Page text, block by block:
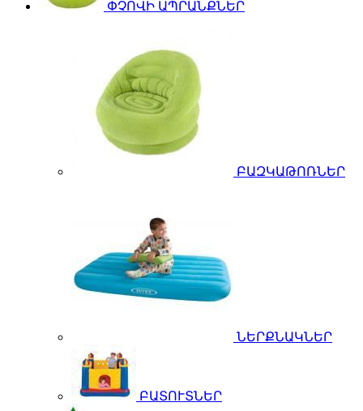
ՓՉՈՎԻ ԱՊՐԱՆՔՆԵՐ
ԲԱԶԿԱԹՈՌՆԵՐ
ՆԵՐՔՆԱԿՆԵՐ
ԲԱՏՈՒՏՆԵՐ